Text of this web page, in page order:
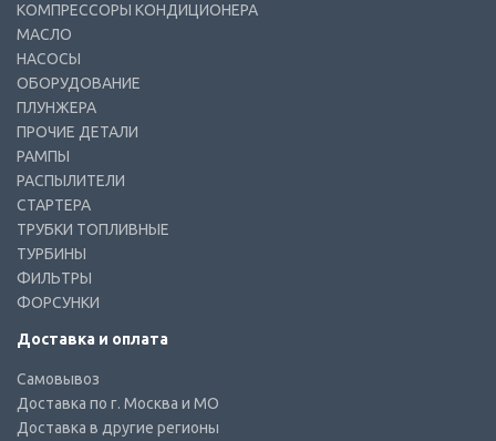
КОМПРЕССОРЫ КОНДИЦИОНЕРА
МАСЛО
НАСОСЫ
ОБОРУДОВАНИЕ
ПЛУНЖЕРА
ПРОЧИЕ ДЕТАЛИ
РАМПЫ
РАСПЫЛИТЕЛИ
СТАРТЕРА
ТРУБКИ ТОПЛИВНЫЕ
ТУРБИНЫ
ФИЛЬТРЫ
ФОРСУНКИ
Доставка и оплата
Самовывоз
Доставка по г. Москва и МО
Доставка в другие регионы